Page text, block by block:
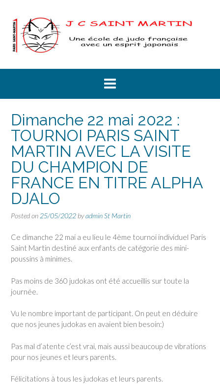
content
Dimanche 22 mai 2022 :
TOURNOI PARIS SAINT
MARTIN AVEC LA VISITE
DU CHAMPION DE
FRANCE EN TITRE ALPHA
DJALO
Posted on 25/05/2022 byadmin St Martin
Ce dimanche 22 mai a eu lieu le 4ème tournoi individuel Paris
Saint Martin destiné aux enfants de catégorie des mini-
poussins à minimes.
Pas moins de 360 judokas ont été accueillis sur toute la
journée.
Vu le nombre important de participant. On peut en déduire
que nos jeunes judokas en avaient bien besoin:)
Pas mal d’atente c’est vrai, mais aussi beaucoup de vibrations
pour nos jeunes et leurs parents.
Félicitations à tous les judokas et leurs parents.